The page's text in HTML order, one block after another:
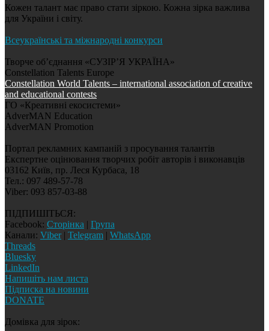
Кожен талант має право стати зіркою. Кожна зірка важлива
для України і світу.
Всеукраїнські та міжнародні конкурси
Творче об’єднання «СУЗІР’Я УКРАЇНА»
Constellation Talents Europe
Constellation World Talents – international association of creative
and educational contests
ГО «Креативні екосистеми»
AdverMAN Education
AdverMAN Promotion
Портал рекламних кампаній з просування талантів
Експертне оцінювання творчих робіт авторів і виконавців
03162 Київ, пр. Леся Курбаса, 18
Тел.: 097 489-57-78
Viber: 093 857-03-88
ПІДПИШІТЬСЯ:
Facebook: Сторінка | Група
Канали: Viber| Telegram | WhatsApp
Threads
Bluesky
LinkedIn
Напишіть нам листа
Підписка на новини
DONATE
Домівка для зірок: